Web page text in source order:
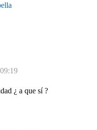
¿ a que sí ?